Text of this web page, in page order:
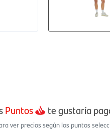
Puntos te gustaría
ver precios según los puntos